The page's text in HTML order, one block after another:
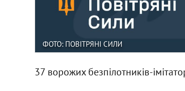
ФОТО: ПОВІТРЯНІ СИЛИ
37 ворожих безпілотників-